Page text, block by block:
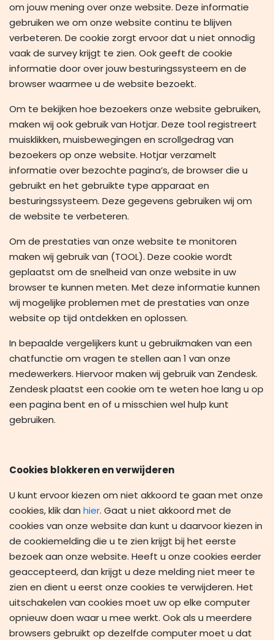
om jouw mening over onze website. Deze informatie
gebruiken we om onze website continu te blijven
verbeteren. De cookie zorgt ervoor dat u niet onnodig
vaak de survey krijgt te zien. Ook geeft de cookie
informatie door over jouw besturingssysteem en de
browser waarmee u de website bezoekt.
Om te bekijken hoe bezoekers onze website gebruiken,
maken wij ook gebruik van Hotjar. Deze tool registreert
muisklikken, muisbewegingen en scrollgedrag van
bezoekers op onze website. Hotjar verzamelt
informatie over bezochte pagina’s, de browser die u
gebruikt en het gebruikte type apparaat en
besturingssysteem. Deze gegevens gebruiken wij om
de website te verbeteren.
Om de prestaties van onze website te monitoren
maken wij gebruik van (TOOL). Deze cookie wordt
geplaatst om de snelheid van onze website in uw
browser te kunnen meten. Met deze informatie kunnen
wij mogelijke problemen met de prestaties van onze
website op tijd ontdekken en oplossen.
In bepaalde vergelijkers kunt u gebruikmaken van een
chatfunctie om vragen te stellen aan 1 van onze
medewerkers. Hiervoor maken wij gebruik van Zendesk.
Zendesk plaatst een cookie om te weten hoe lang u op
een pagina bent en of u misschien wel hulp kunt
gebruiken.
Cookies blokkeren en verwijderen
U kunt ervoor kiezen om niet akkoord te gaan met onze
cookies, klik dan hier. Gaat u niet akkoord met de
cookies van onze website dan kunt u daarvoor kiezen in
de cookiemelding die u te zien krijgt bij het eerste
bezoek aan onze website. Heeft u onze cookies eerder
geaccepteerd, dan krijgt u deze melding niet meer te
zien en dient u eerst onze cookies te verwijderen. Het
uitschakelen van cookies moet uw op elke computer
opnieuw doen waar u mee werkt. Ook als u meerdere
browsers gebruikt op dezelfde computer moet u dat